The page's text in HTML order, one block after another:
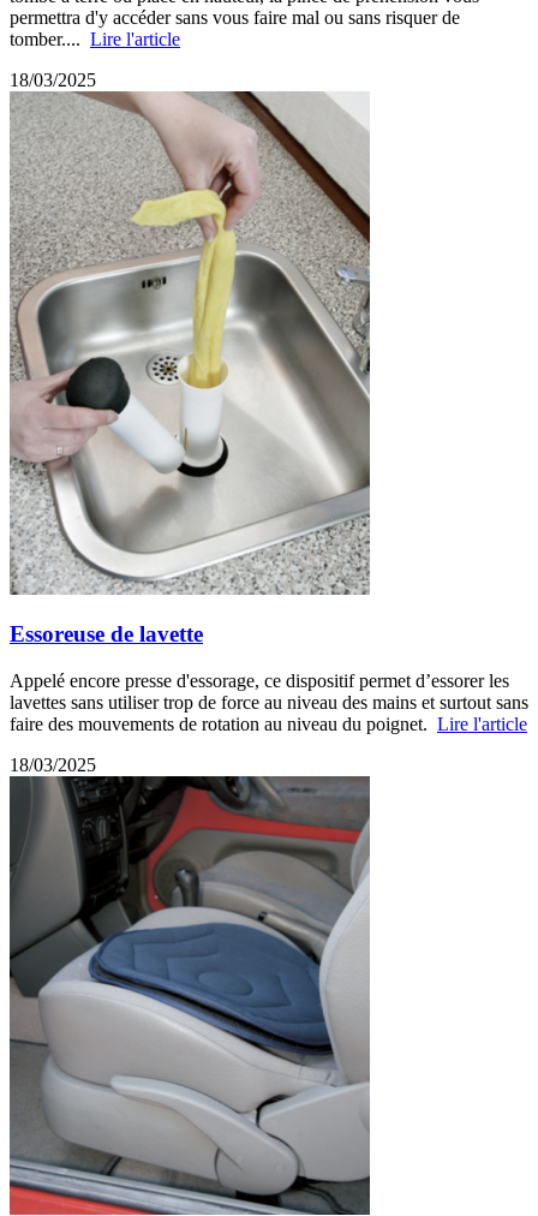
permettra d'y accéder sans vous faire mal ou sans risquer de
tomber.... Lire l'article
18/03/2025
Essoreuse de lavette
Appelé encore presse d'essorage, ce dispositif permet d’essorer les
lavettes sans utiliser trop de force au niveau des mains et surtout sans
faire des mouvements de rotation au niveau du poignet. Lire l'article
18/03/2025